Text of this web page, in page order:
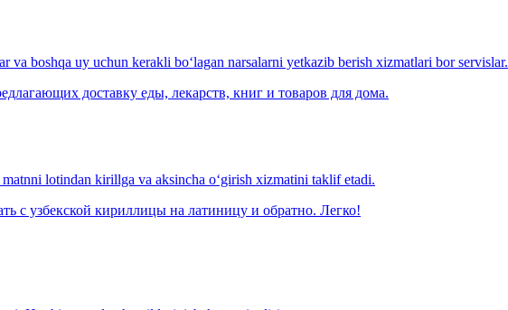
boshqa uy uchun kerakli bo‘lagan narsalarni yetkazib berish xizmatlari bor servislar.
доставку еды, лекарств, книг и товаров для дома.
lotindan kirillga va aksincha o‘girish xizmatini taklif etadi.
с узбекской кириллицы на латиницу и обратно. Легко!